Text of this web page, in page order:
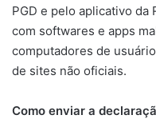
PGD e pelo aplicativo da
com softwares e apps
computadores de
de sites não oficiais.
Como enviar a